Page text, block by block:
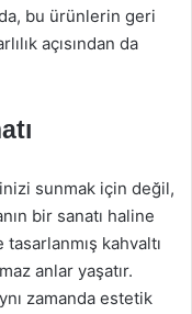
bu ürünlerin geri
açısından da
sunmak için değil,
bir sanatı haline
kahvaltı
anlar yaşatır.
zamanda estetik